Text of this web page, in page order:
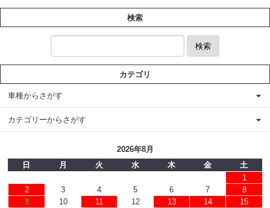
検索
検索
カテゴリ
車種からさがす
カテゴリーからさがす
2026年8月
日
月 火 水 木 金
土
1
2
3 4 5 6 7
8
9
10 11 12 13 14
15